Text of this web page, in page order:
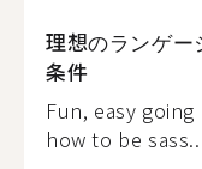
理想のランゲ
条件
Fun, easy
how to be